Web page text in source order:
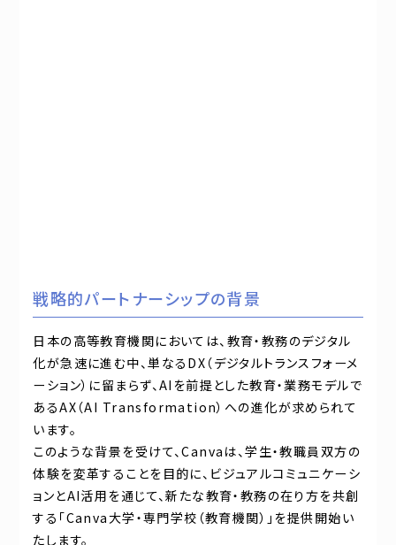
戦略的パートナーシップの背景
日本の高等教育機関においては、教育・教務のデジタル
化が急速に進む中、単なるDX（デジタルトランスフォーメ
ーション）に留まらず、AIを前提とした教育・業務モデルで
あるAX（AI Transformation）への進化が求められて
います。
このような背景を受けて、Canvaは、学生・教職員双方の
体験を変革することを目的に、ビジュアルコミュニケーシ
ョンとAI活用を通じて、新たな教育・教務の在り方を共創
する「Canva大学・専門学校（教育機関）」を提供開始い
たします。